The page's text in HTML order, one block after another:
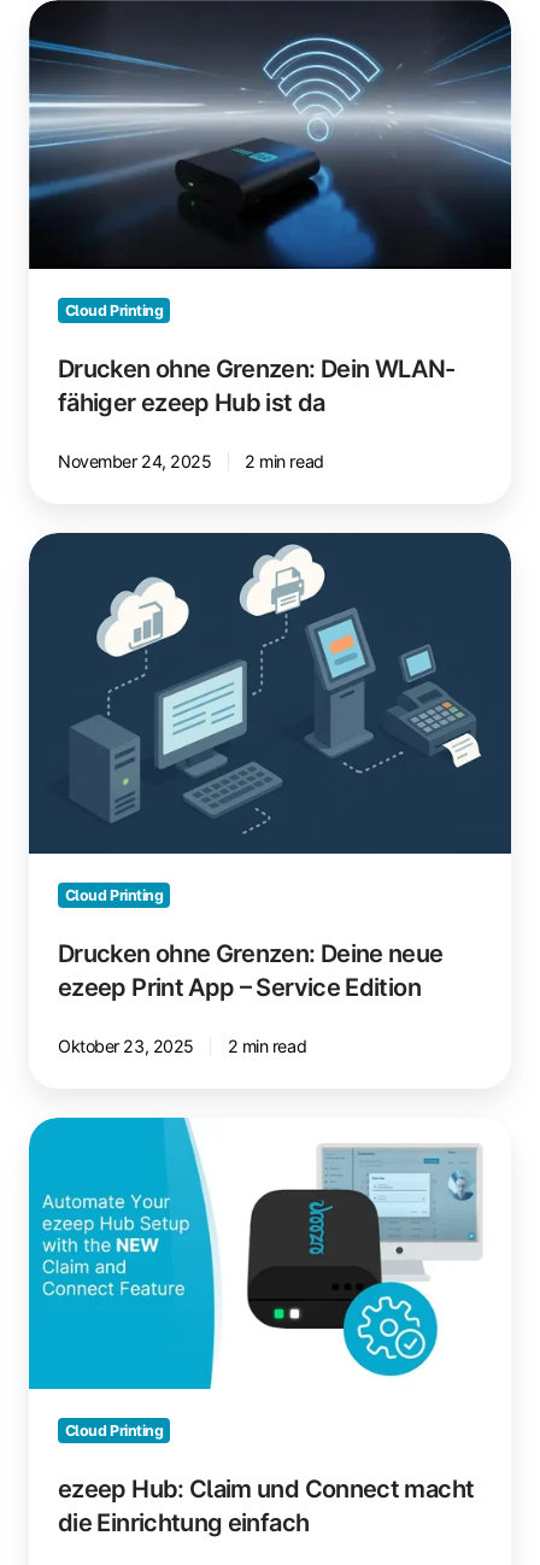
Drucken
ohne
Grenzen:
Dein
WLAN-
fähiger
ezeep
da
Cloud Printing
Drucken ohne Grenzen: Dein WLAN-
fähiger ezeep Hub ist da
November 24, 2025 2 min read
Drucken
Service
Cloud Printing
Drucken ohne Grenzen: Deine neue
ezeep Print App – Service Edition
Oktober 23, 2025 2 min read
ezeep
Claim
und
Connect
macht
Cloud Printing
ezeep Hub: Claim und Connect macht
die Einrichtung einfach